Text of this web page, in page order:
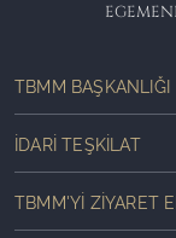
TBMM BAŞKANLIĞI
İDARI TEŞKILAT
TBMM'YI ZIYARET